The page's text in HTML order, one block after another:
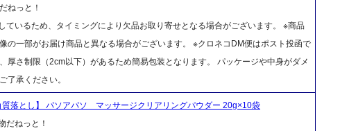
ねっと！
ているため、タイミングにより欠品お取り寄せとなる場合がございます。 ※商品
の一部がお届け商品と異なる場合がございます。 ※クロネコDM便はポスト投函で
厚さ制限（2cm以下）があるため簡易包装となります。 パッケージや中身がダメ
了承ください。
落とし】 パソアパソ マッサージクリアリングパウダー 20g×10袋
だねっと！